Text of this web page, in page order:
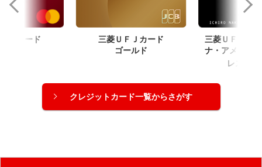
Ｊカード
三菱ＵＦＪカード
ゴールド
三菱ＵＦＪカ
ナ・アメリカ
レス
クレジットカード一覧からさがす